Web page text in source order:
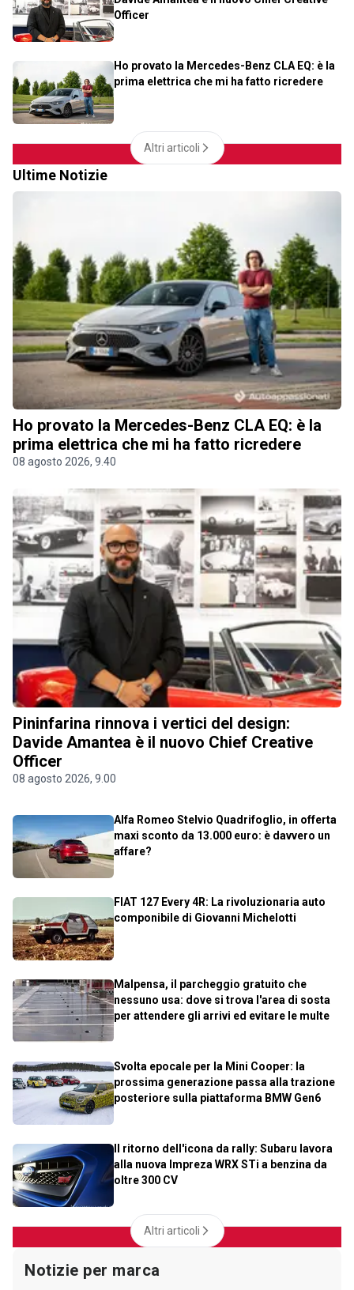
Officer
Ho provato la Mercedes-Benz CLA EQ: è la
prima elettrica che mi ha fatto ricredere
Altri articoli
Ultime Notizie
Ho provato la Mercedes-Benz CLA EQ: è la
prima elettrica che mi ha fatto ricredere
08 agosto 2026, 9.40
Pininfarina rinnova i vertici del design:
Davide Amantea è il nuovo Chief Creative
Officer
08 agosto 2026, 9.00
Alfa Romeo Stelvio Quadrifoglio, in offerta
maxi sconto da 13.000 euro: è davvero un
affare?
FIAT 127 Every 4R: La rivoluzionaria auto
componibile di Giovanni Michelotti
Malpensa, il parcheggio gratuito che
nessuno usa: dove si trova l'area di sosta
per attendere gli arrivi ed evitare le multe
Svolta epocale per la Mini Cooper: la
prossima generazione passa alla trazione
posteriore sulla piattaforma BMW Gen6
Il ritorno dell'icona da rally: Subaru lavora
alla nuova Impreza WRX STi a benzina da
oltre 300 CV
Altri articoli
Notizie per marca